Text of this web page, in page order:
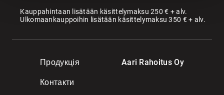
Продукція Aari Rahoitus Oy
Контакти
Kauppahintaan lisätään käsittelymaksu 250 € + alv.
Ulkomaankauppoihin lisätään käsittelymaksu 350 € + alv.